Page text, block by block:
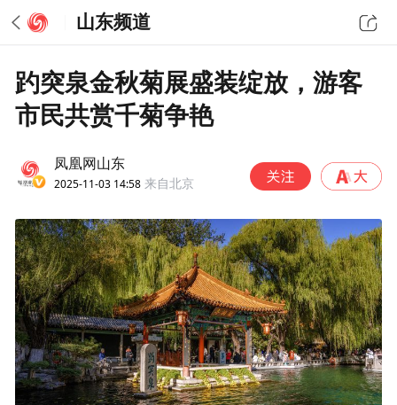
山东频道
趵突泉金秋菊展盛装绽放，游客
市民共赏千菊争艳
凤凰网山东
2025-11-03 14:58 来自北京